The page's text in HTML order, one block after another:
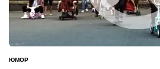
ОПУБЛИКОВАНО
ЮМОР